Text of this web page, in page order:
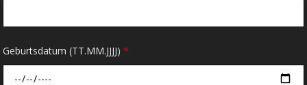
Geburtsdatum (TT.MM.JJJJ)*